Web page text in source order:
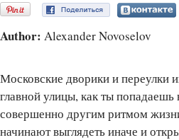
Author: Alexander Novoselov
Московские дворики и переулки
главной улицы, как ты
совершенно другим ритмом
начинают выглядеть иначе и